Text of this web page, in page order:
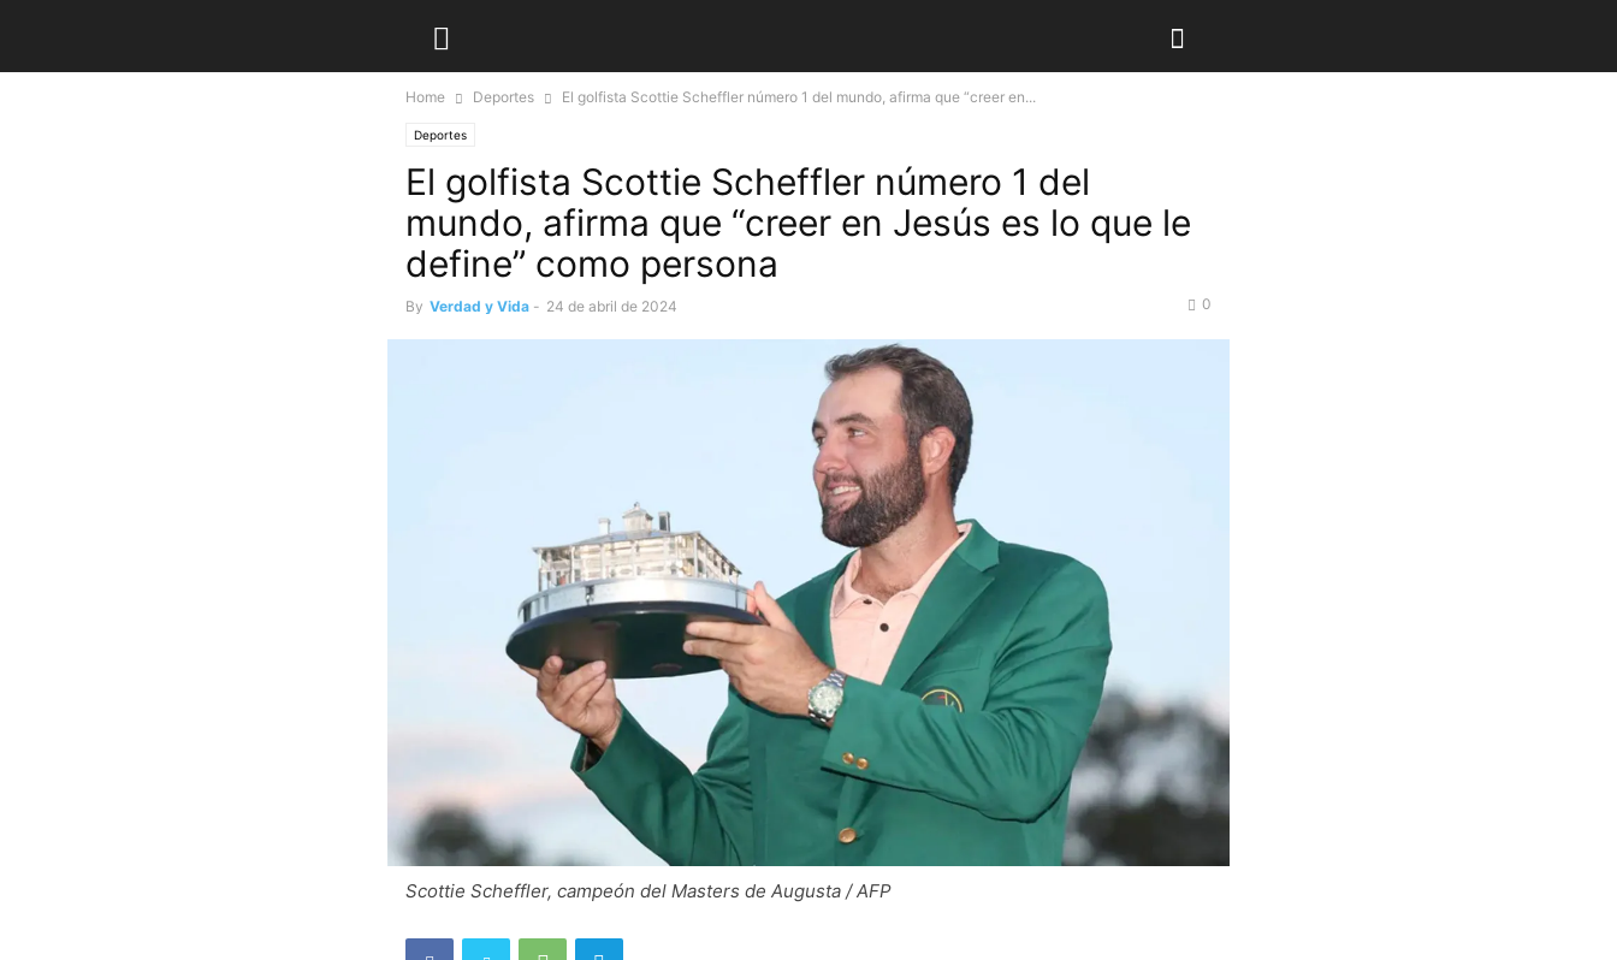
Home Deportes El golfista Scottie Scheffler número 1 del mundo, afirma que “creer en...
Deportes
El golfista Scottie Scheffler número 1 del
mundo, afirma que “creer en Jesús es lo que le
define” como persona
By Verdad y Vida - 24 de abril de 2024 0
Scottie Scheffler, campeón del Masters de Augusta / AFP